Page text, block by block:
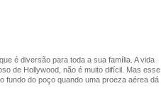
é diversão para toda a sua família. A vida
de Hollywood, não é muito difícil. Mas esse
do poço quando uma proeza aérea dá